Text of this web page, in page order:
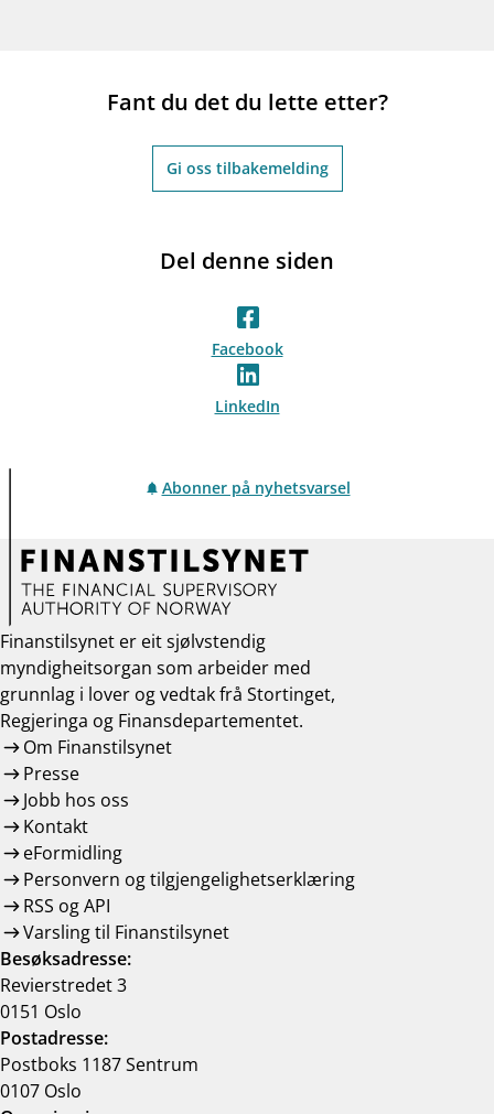
Fant du det du lette etter?
Gi oss tilbakemelding
Del denne siden
Facebook
LinkedIn
Abonner på nyhetsvarsel
Finanstilsynet er eit sjølvstendig
myndigheitsorgan som arbeider med
grunnlag i lover og vedtak frå Stortinget,
Regjeringa og Finansdepartementet.
Om Finanstilsynet
Presse
Jobb hos oss
Kontakt
eFormidling
Personvern og tilgjengelighetserklæring
RSS og API
Varsling til Finanstilsynet
Besøksadresse:
Revierstredet 3
0151 Oslo
Postadresse:
Postboks 1187 Sentrum
0107 Oslo